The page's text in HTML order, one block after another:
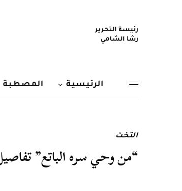
رئيسة التحرير
رشا الشامي
الرئيسية المصطبة
التخت
“من وحي سره الباتع”